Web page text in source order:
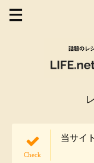
当サイ